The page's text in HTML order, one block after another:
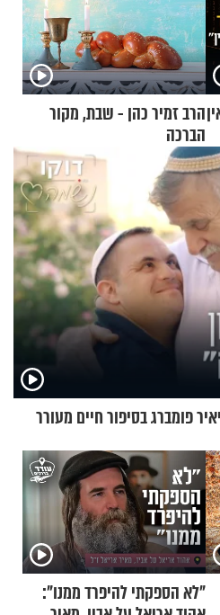
הרב זמיר כהן - שבת, מקור
הברכה
פומברג בסיפור חיים מעורר
"לא הספקתי להיפרד ממנו":